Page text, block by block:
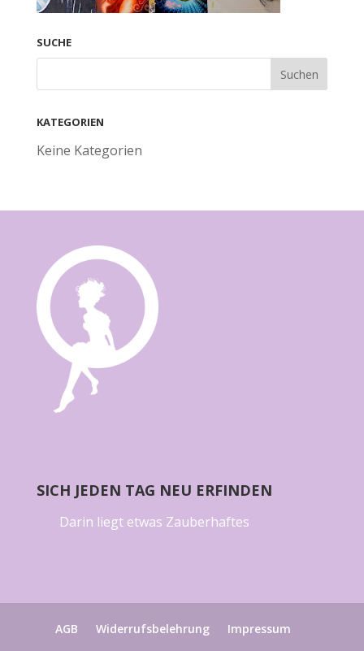
SUCHE
KATEGORIEN
Keine Kategorien
SICH JEDEN TAG NEU ERFINDEN
Darin liegt etwas Zauberhaftes
AGB Widerrufsbelehrung
Impressum